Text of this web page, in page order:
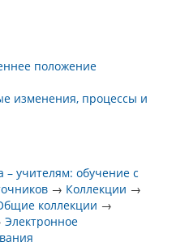
положение
изменения, процессы и
– учителям: обучение с
→ Коллекции →
коллекции →
Электронное